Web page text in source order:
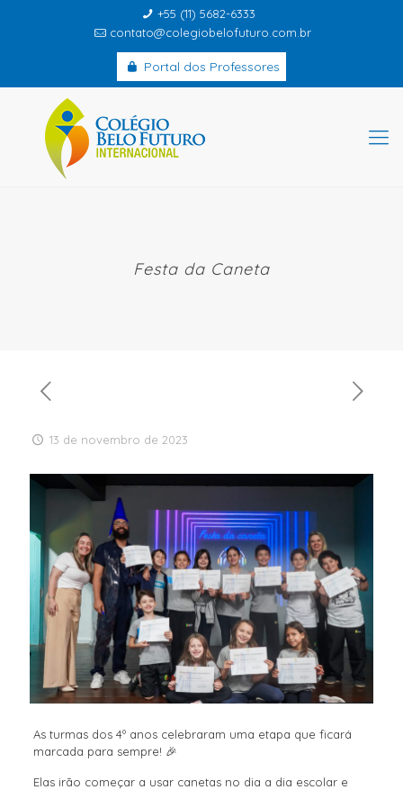
+55 (11) 5682-6333
contato@colegiobelofuturo.com.br
Portal dos Professores
Festa da Caneta
13 de novembro de 2023
As turmas dos 4º anos celebraram uma etapa que ficará
marcada para sempre! 🎉
Elas irão começar a usar canetas no dia a dia escolar e